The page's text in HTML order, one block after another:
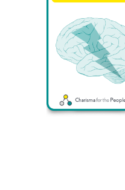
Où trouver un psy
Comment trouver
En quoi consiste
J’ai passé le test